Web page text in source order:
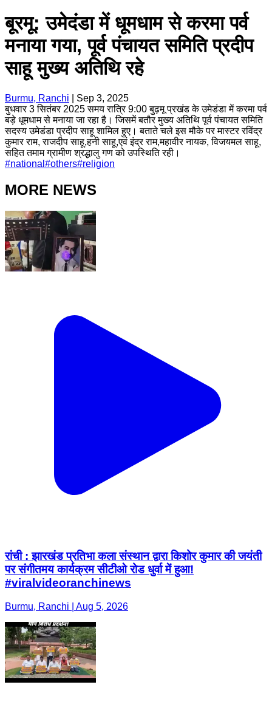
बूरमू: उमेदंडा में धूमधाम से करमा पर्व
मनाया गया, पूर्व पंचायत समिति प्रदीप
साहू मुख्य अतिथि रहे
Burmu, Ranchi
Sep 3, 2025
बुधवार 3 सितंबर 2025 समय रात्रि 9:00 बुढ़मू प्रखंड के उमेडंडा में करमा पर्व
बड़े धूमधाम से मनाया जा रहा है। जिसमें बतौर मुख्य अतिथि पूर्व पंचायत समिति
सदस्य उमेडंडा प्रदीप साहू शामिल हुए। बताते चले इस मौके पर मास्टर रविंद्र
कुमार राम, राजदीप साहू,हनी साहू,एवं इंद्र राम,महावीर नायक, विजयमल साहू,
सहित तमाम ग्रामीण श्रद्धालु गण को उपस्थिति रही।
#national #others#religion
MORE NEWS
रांची : झारखंड प्रतिभा कला संस्थान द्वारा किशोर कुमार की जयंती
पर संगीतमय कार्यक्रम सीटीओ रोड धुर्वा में हुआ!
#viralvideoranchinews
Burmu, Ranchi | Aug 5, 2026